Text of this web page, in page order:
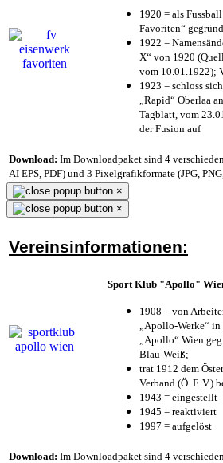
1920 = als
Favoriten“
1922 =
X“ von 1920
vom 10.01.1922);
1923 = schloss
„Rapid“ Oberlaa
Tagblatt, vom
der Fusion auf
Download: Im Downloadpaket sind 4
AI EPS, PDF) und 3 Pixelgrafikformate (JPG,
×
×
Vereinsinformationen:
Sport Klub "Apollo"
1908 – von
„Apollo-Werke“
„Apollo“ Wien
Blau-Weiß;
trat 1912 dem
Verband (Ö. F. V.)
1943 = eingestellt
1945 = reaktiviert
1997 = aufgelöst
Download: Im Downloadpaket sind 4